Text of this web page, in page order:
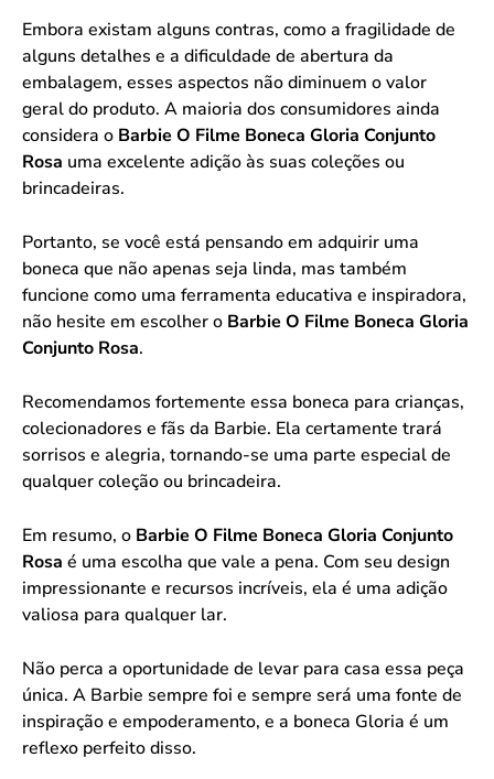
Embora existam alguns contras, como a fragilidade de
alguns detalhes e a dificuldade de abertura da
embalagem, esses aspectos não diminuem o valor
geral do produto. A maioria dos consumidores ainda
considera o Barbie O Filme Boneca Gloria Conjunto
Rosa uma excelente adição às suas coleções ou
brincadeiras.
Portanto, se você está pensando em adquirir uma
boneca que não apenas seja linda, mas também
funcione como uma ferramenta educativa e inspiradora,
não hesite em escolher o Barbie O Filme Boneca Gloria
Conjunto Rosa.
Recomendamos fortemente essa boneca para crianças,
colecionadores e fãs da Barbie. Ela certamente trará
sorrisos e alegria, tornando-se uma parte especial de
qualquer coleção ou brincadeira.
Em resumo, o Barbie O Filme Boneca Gloria Conjunto
Rosa é uma escolha que vale a pena. Com seu design
impressionante e recursos incríveis, ela é uma adição
valiosa para qualquer lar.
Não perca a oportunidade de levar para casa essa peça
única. A Barbie sempre foi e sempre será uma fonte de
inspiração e empoderamento, e a boneca Gloria é um
reflexo perfeito disso.